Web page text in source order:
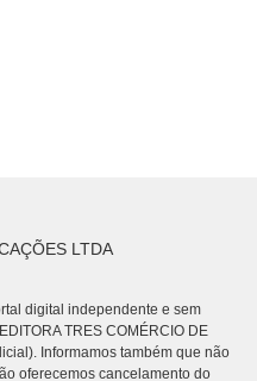
LTDA
digital independente e sem
TRES COMÉRCIO DE
Informamos também que não
oferecemos cancelamento do